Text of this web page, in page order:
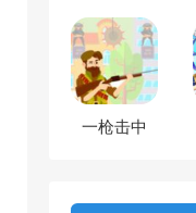
一枪击中